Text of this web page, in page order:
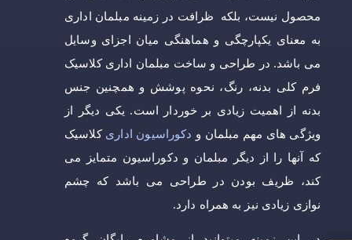
محصول نیست، بلکه ظرافت در زمینه مبلمان اداری
به معنای یکپارچگی و هماهنگی میان اجزای وسایل
می باشد. در طراحی و ساخت مبلمان اداری کلاسیک
فرم کلی بدنه، رنگ، نحوه پوشش و همچنین جنس
بدنه از اهمیت زیادی بر خوردار است. یکی دیگر از
ویژگی های مهم مبلمان و دکوراسیون اداری کلاسیک
که آنها را از دیگر مبلمان و دکوراسیون متمایز می
کند، ظریف بودن در طراحی می باشد که چشم
نوازی زیادی نیز به همراه دارد.